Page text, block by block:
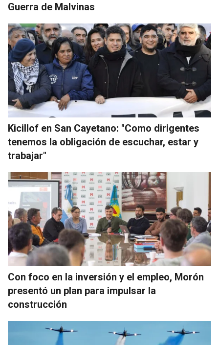
Guerra de Malvinas
Kicillof en San Cayetano: "Como dirigentes
tenemos la obligación de escuchar, estar y
trabajar"
Con foco en la inversión y el empleo, Morón
presentó un plan para impulsar la
construcción